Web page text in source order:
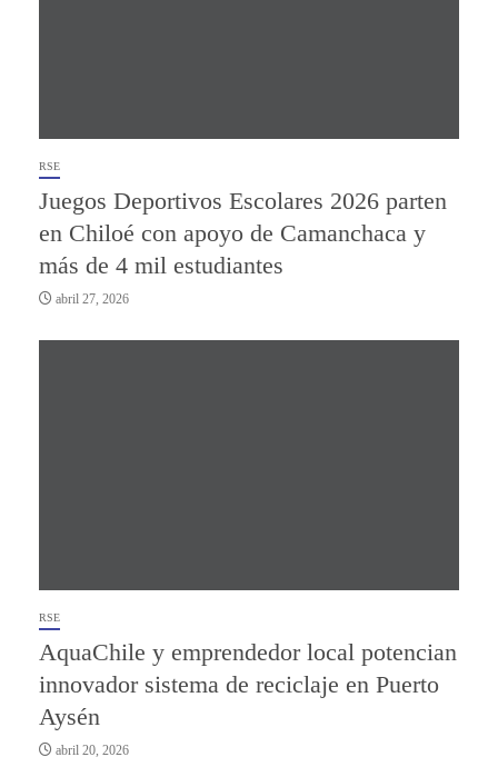
RSE
Juegos Deportivos Escolares 2026 parten
en Chiloé con apoyo de Camanchaca y
más de 4 mil estudiantes
abril 27, 2026
RSE
AquaChile y emprendedor local potencian
innovador sistema de reciclaje en Puerto
Aysén
abril 20, 2026